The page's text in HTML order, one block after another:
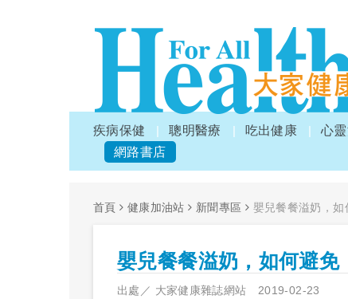
疾病保健 聰明醫療 吃出健康 心
網路書店
首頁 健康加油站 新聞專區 嬰兒餐餐溢奶，如
嬰兒餐餐溢奶，如何避免
出處／ 大家健康雜誌網站 2019-02-23